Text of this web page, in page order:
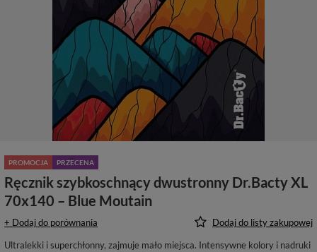
PROMOCJA PRZECENA
Ręcznik szybkoschnący dwustronny Dr.Bacty XL
70x140 – Blue Moutain
+ Dodaj do porównania
Dodaj do listy zakupowej
Ultralekki i superchłonny, zajmuje mało miejsca. Intensywne kolory i nadruki